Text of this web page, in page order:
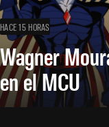
HACE 15 HORAS
Wagner
en el MCU